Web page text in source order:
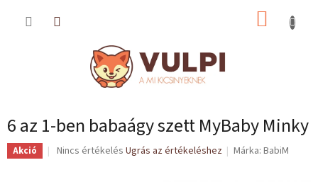
KOSÁR
6 az 1-ben babaágy szett MyBaby Minky
Akció
A
Nincs értékelés Ugrás az értékeléshez Márka:BabiM